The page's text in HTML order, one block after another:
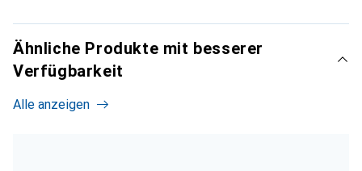
Ähnliche Produkte mit besserer
Verfügbarkeit
Alle anzeigen